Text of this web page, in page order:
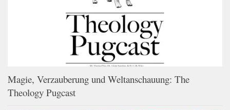
Magie, Verzauberung und Weltanschauung: The
Theology Pugcast